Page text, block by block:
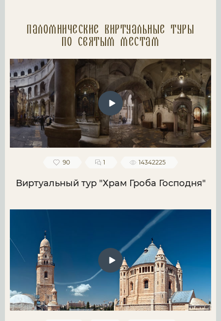
Паломнические Виртуальные туры
по святым местам
90 1 14342225
Виртуальный тур "Храм Гроба Господня"